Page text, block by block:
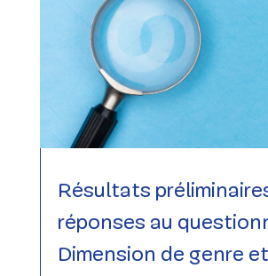
Résultats
réponses au
Dimension de genre